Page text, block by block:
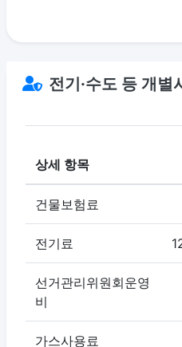
전기·수도 등 개별
상세 항목
건물보험료
전기료
선거관리위원회운영
비
가스사용료